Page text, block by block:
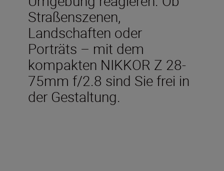
Straßenszenen,
Landschaften oder
Porträts – mit dem
kompakten NIKKOR Z 28-
75mm f/2.8 sind Sie frei in
der Gestaltung.